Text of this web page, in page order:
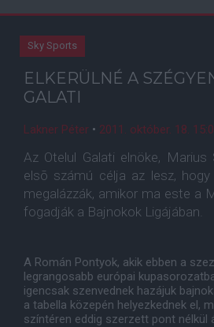
Sky Sports
ELKERÜLNÉ A
GALATI
Lakner Péter • 2011. október. 18.
Az Otelul Galati elnöke, Marius
elsõ számú célja az lesz, hogy
megalázzák, amikor ma este a
fogadják a Bajnokok Ligájában.
A Román Pontyok, akik ebben a
legrangosabb európai
igencsak szenvednek hazájuk
a tabella közepén helyezkednek el,
színtéren eddig szerzett pont nélkül